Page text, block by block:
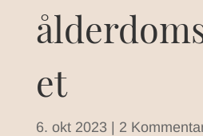
et
6. okt 2023| 2